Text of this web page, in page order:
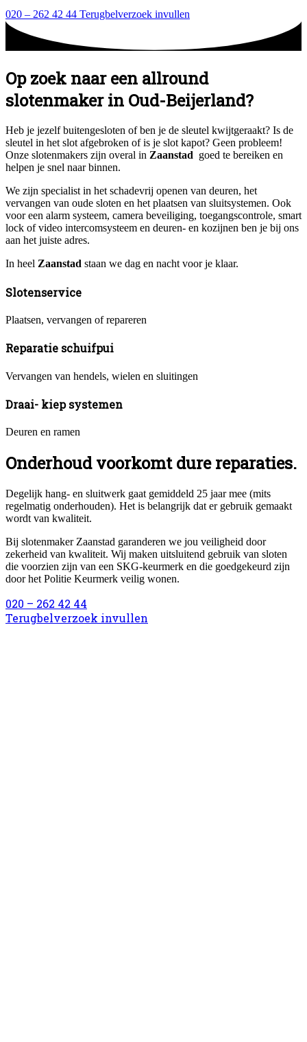
020 – 262 42 44 Terugbelverzoek invullen
Op zoek naar een allround
slotenmaker in Oud-Beijerland?
Heb je jezelf buitengesloten of ben je de sleutel kwijtgeraakt? Is de
sleutel in het slot afgebroken of is je slot kapot? Geen probleem!
Onze slotenmakers zijn overal in Zaanstad goed te bereiken en
helpen je snel naar binnen.
We zijn specialist in het schadevrij openen van deuren, het
vervangen van oude sloten en het plaatsen van sluitsystemen. Ook
voor een alarm systeem, camera beveiliging, toegangscontrole, smart
lock of video intercomsysteem en deuren- en kozijnen ben je bij ons
aan het juiste adres.
In heel Zaanstad staan we dag en nacht voor je klaar.
Slotenservice
Plaatsen, vervangen of repareren
Reparatie schuifpui
Vervangen van hendels, wielen en sluitingen
Draai- kiep systemen
Deuren en ramen
Onderhoud voorkomt dure reparaties.
Degelijk hang- en sluitwerk gaat gemiddeld 25 jaar mee (mits
regelmatig onderhouden). Het is belangrijk dat er gebruik gemaakt
wordt van kwaliteit.
Bij slotenmaker Zaanstad garanderen we jou veiligheid door
zekerheid van kwaliteit. Wij maken uitsluitend gebruik van sloten
die voorzien zijn van een SKG-keurmerk en die goedgekeurd zijn
door het Politie Keurmerk veilig wonen.
020 – 262 42 44
Terugbelverzoek invullen